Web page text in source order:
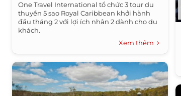
One Travel International tổ chức 3 tour du
thuyền 5 sao Royal Caribbean khởi hành
đầu tháng 2 với lợi ích nhân 2 dành cho du
khách.
Xem thêm